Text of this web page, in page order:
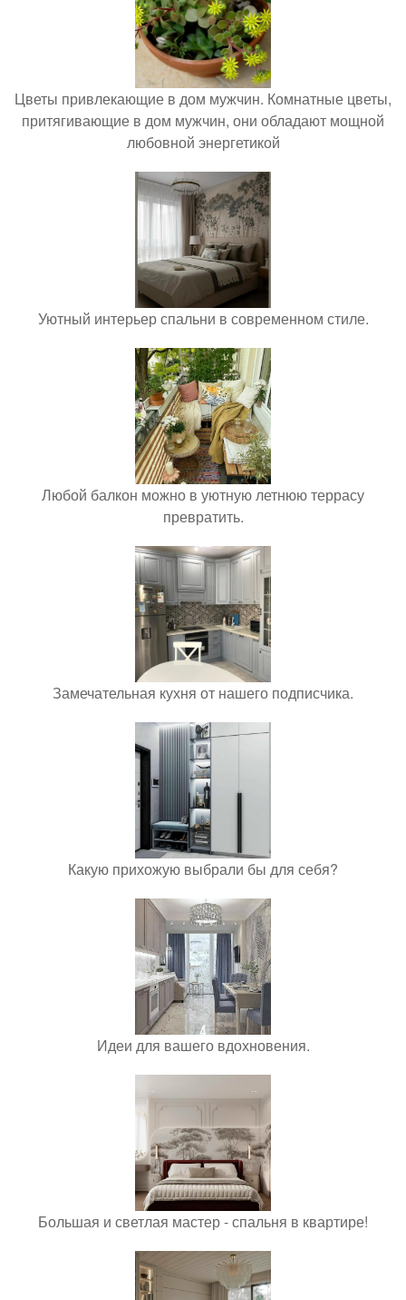
Цветы привлекающие в дом мужчин. Комнатные цветы,
притягивающие в дом мужчин, они обладают мощной
любовной энергетикой
Уютный интерьер спальни в современном стиле.
Любой балкон можно в уютную летнюю террасу
превратить.
Замечательная кухня от нашего подписчика.
Какую прихожую выбрали бы для себя?
Идеи для вашего вдохновения.
Большая и светлая мастер - спальня в квартире!